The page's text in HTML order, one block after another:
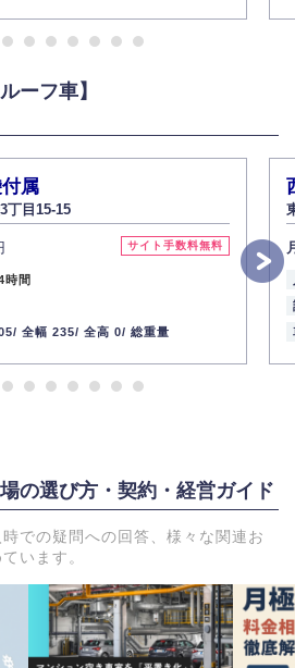
ーフ車】
付属
丁目15-15
サイト手数料無料
時間
全幅 235/ 全高 0/ 総重量
の選び方・契約・経営ガイド
での疑問への回答、様々な関連お
います。